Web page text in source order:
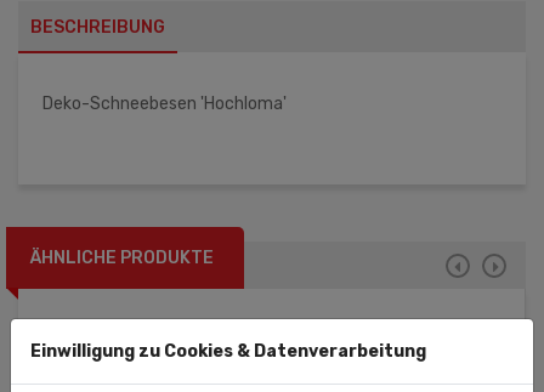
BESCHREIBUNG
Deko-Schneebesen 'Hochloma'
ÄHNLICHE PRODUKTE
Einwilligung zu Cookies & Datenverarbeitung